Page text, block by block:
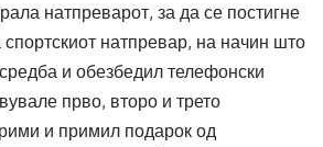
натпреварот, за да се постигне
спортскиот натпревар, на начин што
и обезбедил телефонски
прво, второ и трето
и примил подарок од